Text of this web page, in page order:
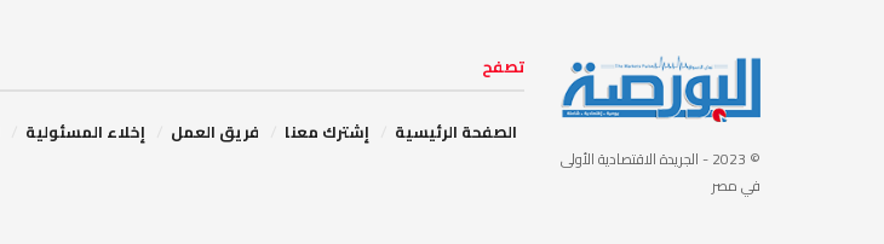
© 2023
- الجريدة الاقتصادية الأولى
في مصر
تصفح
الصفحة الرئيسية إشترك معنا فريق العمل إخلاء المسئولية